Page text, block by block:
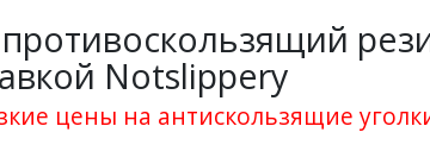
Notslippery
цены на антискользящие